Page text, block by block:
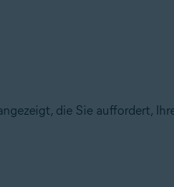
die Sie auffordert,